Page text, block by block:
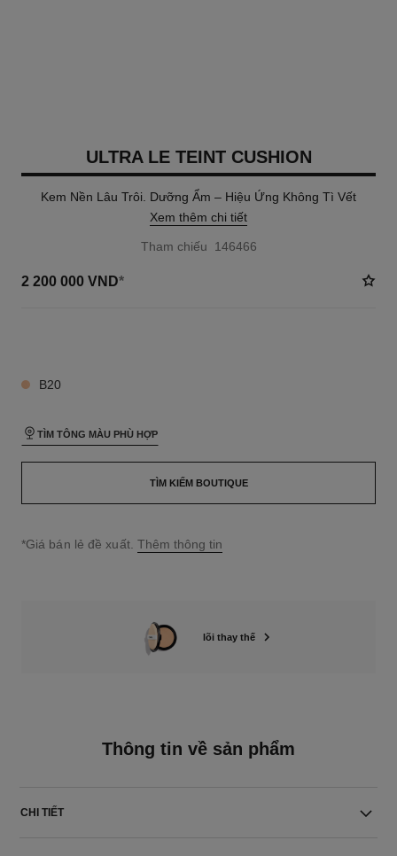
ULTRA LE TEINT CUSHION
Kem Nền Lâu Trôi. Dưỡng Ẩm – Hiệu Ứng Không Tì Vết
Xem thêm chi tiết
Tham chiếu 146466
2 200 000 VND*
B20
TÌM TÔNG MÀU PHÙ HỢP
TÌM KIẾM BOUTIQUE
↩
*Giá bán lẻ đề xuất. Thêm thông tin
lõi thay thế
Thông tin về sản phẩm
CHI TIẾT